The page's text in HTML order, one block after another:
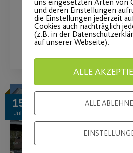
Kursstunden vom
WEITERLESEN
15
Juli
und deren Einstellungen
die Einstellungen jederzeit
Cookies auch nachträglich
(z.B. in der
auf unserer Webseite).
ALLE
ALLE